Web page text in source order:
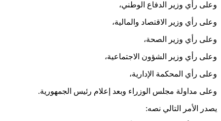
وعلى رأي وزير الدفاع الوطني،
وعلى رأي وزير الاقتصاد والمالية،
وعلى رأي وزير الصحة،
وعلى رأي وزير الشؤون الاجتماعية،
وعلى رأي المحكمة الإدارية،
وعلى مداولة مجلس الوزراء وبعد إعلام رئيس الجمهورية.
يصدر الأمر التالي نصه: